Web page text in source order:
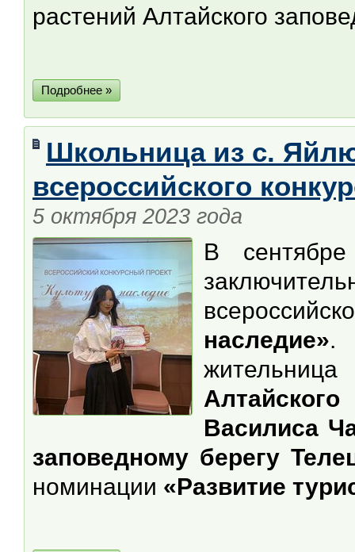
растений Алтайского
Подробнее »
Школьница из с.
всероссийского
5 октября 2023 года
В
наследие».
Василиса
заповедному берегу
номинации «Развитие